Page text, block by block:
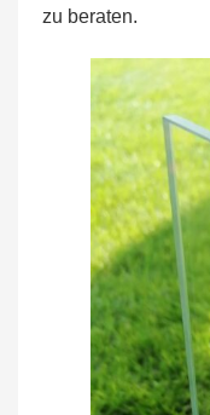
zu beraten.